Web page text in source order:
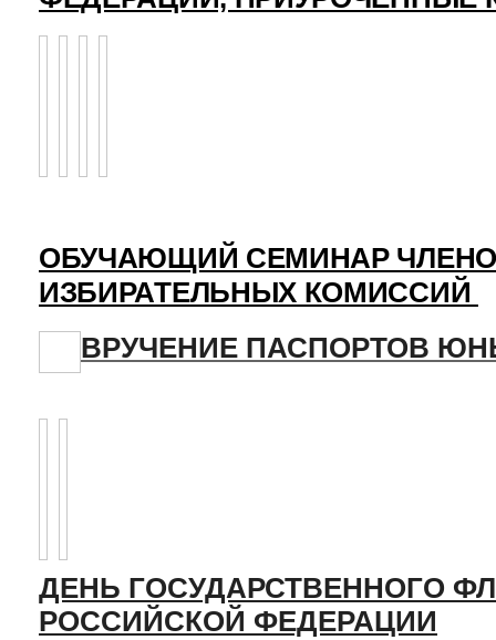
ОБУЧАЮЩИЙ СЕМИНАР
ИЗБИРАТЕЛЬНЫХ КОМИССИЙ
ВРУЧЕНИЕ ПАСПОРТОВ
ДЕНЬ ГОСУДАРСТВЕННОГО
РОССИЙСКОЙ ФЕДЕРАЦИИ